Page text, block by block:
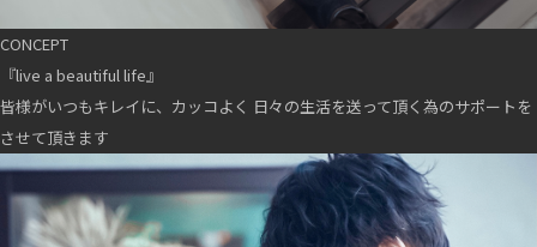
CONCEPT
『live a beautiful life』
皆様がいつもキレイに、カッコよく 日々の生活を送って頂く為のサポートを
させて頂きます